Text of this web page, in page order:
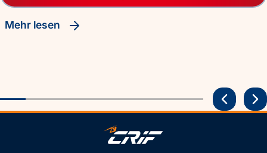
Mehr lesen